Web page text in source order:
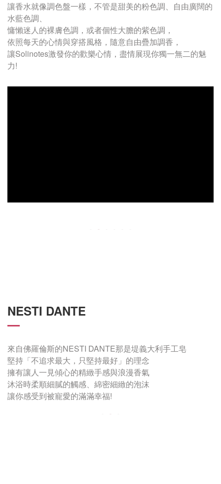
讓香水就像調色盤一樣，不管是甜美的粉色調、自由廣闊的
水藍色調、
慵懶迷人的裸膚色調，或者個性大膽的紫色調，
依照每天的心情與穿搭風格，隨意自由疊加調香，
讓Solinotes激發你的歡樂心情，盡情展現你獨一無二的魅
力!
NESTI DANTE
來自佛羅倫斯的NESTI DANTE那是堤義大利手工皂
堅持「不追求最大，只堅持最好」的理念
擁有讓人一見傾心的精緻手感與浪漫香氣
沐浴時柔順細膩的觸感、綿密細緻的泡沫
讓你感受到被寵愛的滿滿幸福!